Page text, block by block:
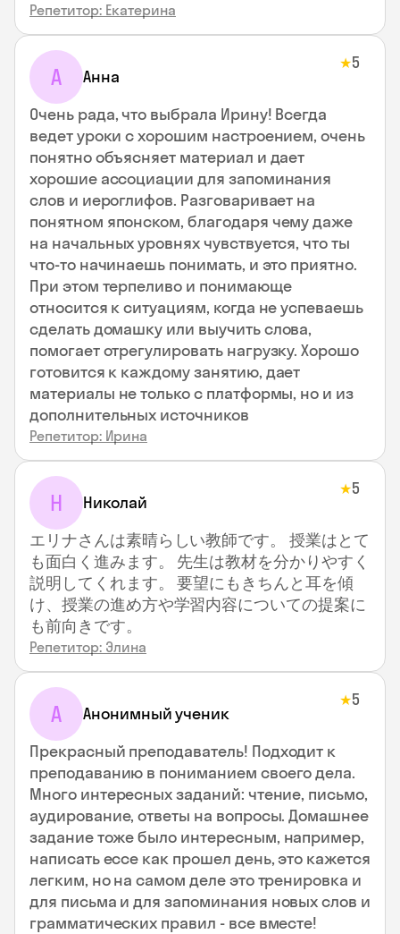
Репетитор: Екатерина
А Анна
★5
Очень рада, что выбрала Ирину! Всегда
ведет уроки с хорошим настроением, очень
понятно объясняет материал и дает
хорошие ассоциации для запоминания
слов и иероглифов. Разговаривает на
понятном японском, благодаря чему даже
на начальных уровнях чувствуется, что ты
что-то начинаешь понимать, и это приятно.
При этом терпеливо и понимающе
относится к ситуациям, когда не успеваешь
сделать домашку или выучить слова,
помогает отрегулировать нагрузку. Хорошо
готовится к каждому занятию, дает
материалы не только с платформы, но и из
дополнительных источников
Репетитор: Ирина
Н Николай
★5
エリナさんは素晴らしい教師です。 授業はとて
も面白く進みます。 先生は教材を分かりやすく
説明してくれます。 要望にもきちんと耳を傾
け、授業の進め方や学習内容についての提案に
も前向きです。
Репетитор: Элина
А Анонимный ученик
★5
Прекрасный преподаватель! Подходит к
преподаванию в пониманием своего дела.
Много интересных заданий: чтение, письмо,
аудирование, ответы на вопросы. Домашнее
задание тоже было интересным, например,
написать ессе как прошел день, это кажется
легким, но на самом деле это тренировка и
для письма и для запоминания новых слов и
грамматических правил - все вместе!